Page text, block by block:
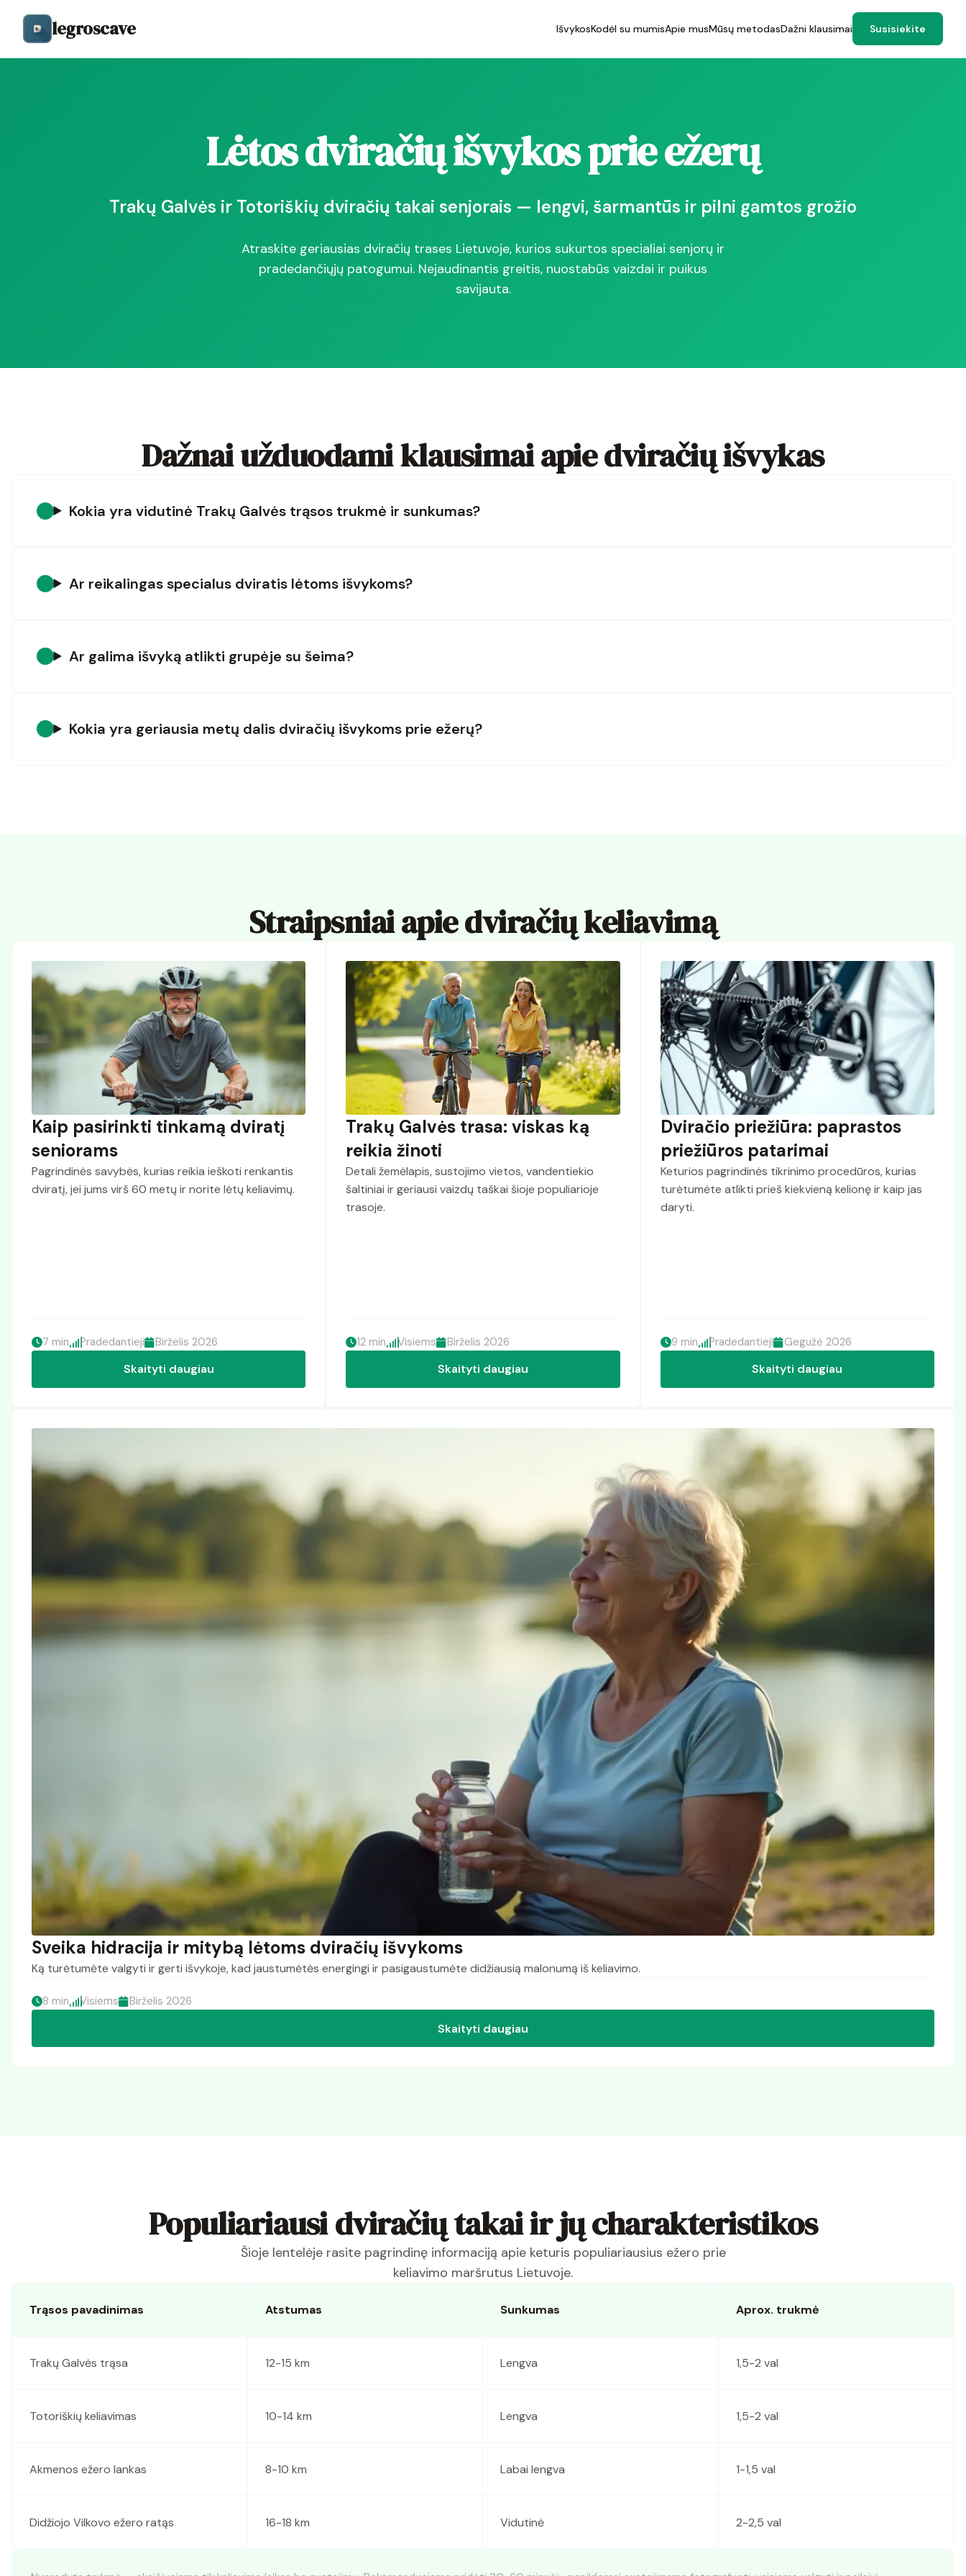
legroscave IšvykosKodėl su mumisApie musMūsų metodasDažni klausimai Susisiekite
Lėtos dviračių išvykos prie ežerų
Trakų Galvės ir Totoriškių dviračių takai senjorais — lengvi, šarmantūs ir pilni gamtos grožio
Atraskite geriausias dviračių trases Lietuvoje, kurios sukurtos specialiai senjorų ir
pradedančiųjų patogumui. Nejaudinantis greitis, nuostabūs vaizdai ir puikus
savijauta.
Dažnai užduodami klausimai apie dviračių išvykas
Kokia yra vidutinė Trakų Galvės trąsos trukmė ir sunkumas?
Ar reikalingas specialus dviratis lėtoms išvykoms?
Ar galima išvyką atlikti grupėje su šeima?
Kokia yra geriausia metų dalis dviračių išvykoms prie ežerų?
Straipsniai apie dviračių keliavimą
Kaip pasirinkti tinkamą dviratį
seniorams
Pagrindinės savybės, kurias reikia ieškoti renkantis
dviratį, jei jums virš 60 metų ir norite lėtų keliavimų.
7 min Pradedantieji Birželis 2026
Skaityti daugiau
Trakų Galvės trasa: viskas ką
reikia žinoti
Detali žemėlapis, sustojimo vietos, vandentiekio
šaltiniai ir geriausi vaizdų taškai šioje populiarioje
trasoje.
12 min Visiems Birželis 2026
Skaityti daugiau
Dviračio priežiūra: paprastos
priežiūros patarimai
Keturios pagrindinės tikrinimo procedūros, kurias
turėtumėte atlikti prieš kiekvieną kelionę ir kaip jas
daryti.
9 min Pradedantieji Gegužė 2026
Skaityti daugiau
Sveika hidracija ir mitybą lėtoms dviračių išvykoms
Ką turėtumėte valgyti ir gerti išvykoje, kad jaustumėtės energingi ir pasigaustumėte didžiausią malonumą iš keliavimo.
8 min Visiems Birželis 2026
Skaityti daugiau
Populiariausi dviračių takai ir jų charakteristikos
Šioje lentelėje rasite pagrindinę informaciją apie keturis populiariausius ežero prie
keliavimo maršrutus Lietuvoje.
Trąsos pavadinimas Atstumas Sunkumas Aprox. trukmė
Trakų Galvės trąsa 12-15 km Lengva 1,5-2 val
Totoriškių keliavimas 10-14 km Lengva 1,5-2 val
Akmenos ežero lankas 8-10 km Labai lengva 1-1,5 val
Didžiojo Vilkovo ežero ratąs 16-18 km Vidutinė 2-2,5 val